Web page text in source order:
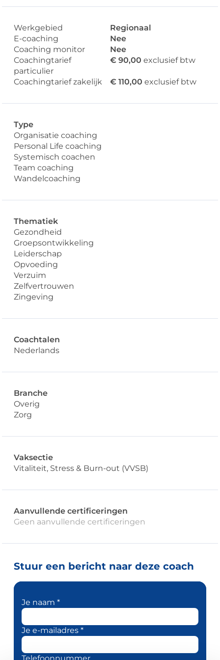
Werkgebied
Regionaal
E-coaching
Nee
Coaching monitor
Nee
Coachingtarief
particulier
€ 90,00 exclusief btw
Coachingtarief zakelijk € 110,00 exclusief btw
Type
Organisatie coaching
Personal Life coaching
Systemisch coachen
Team coaching
Wandelcoaching
Thematiek
Gezondheid
Groepsontwikkeling
Leiderschap
Opvoeding
Verzuim
Zelfvertrouwen
Zingeving
Coachtalen
Nederlands
Branche
Overig
Zorg
Vaksectie
Vitaliteit, Stress & Burn-out (VVSB)
Aanvullende certificeringen
Geen aanvullende certificeringen
Stuur een bericht naar deze coach
Je naam *
Je e-mailadres *